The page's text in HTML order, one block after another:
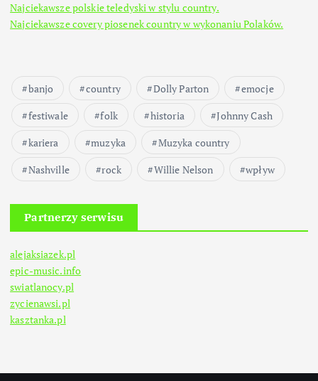
Najciekawsze polskie teledyski w stylu country.
Najciekawsze covery piosenek country w wykonaniu Polaków.
banjo country Dolly Parton
emocje
festiwale
folk historia
Johnny Cash
kariera
muzyka
Muzyka country
Nashville
rock Willie Nelson wpływ
Partnerzy serwisu
alejaksiazek.pl
epic-music.info
swiatlanocy.pl
zycienawsi.pl
kasztanka.pl